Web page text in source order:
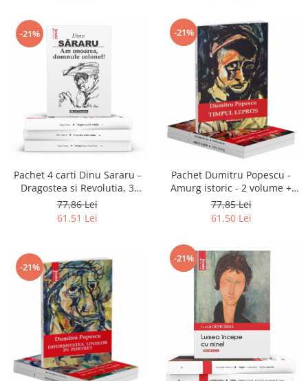
-21%
Pachet 4 carti Dinu Sararu -
Dragostea si Revolutia, 3
Volume + Am onoarea,
domnule colonel!
77,86 Lei
61,51 Lei
-21%
Pachet Dumitru Popescu -
Amurg istoric - 2 volume +
Timpul lepros!
77,85 Lei
61,50 Lei
-21%
-21%